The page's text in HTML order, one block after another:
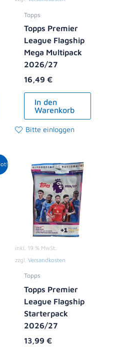
Topps
Topps Premier
League Flagship
Mega Multipack
2026/27
16,49 €
In den
Warenkorb
Bitte einloggen
inkl. 19 % MwSt.
zzgl. Versandkosten
Topps
Topps Premier
League Flagship
Starterpack
2026/27
13,99 €